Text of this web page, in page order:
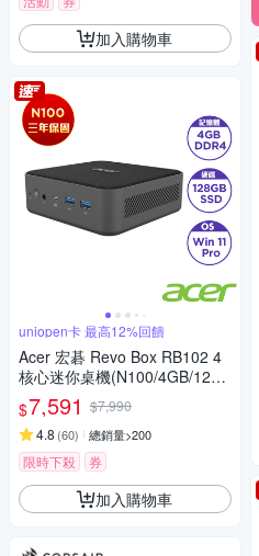
加入購物車
uniopen卡 最高12%回饋
Acer 宏碁 Revo Box RB102 4
核心迷你桌機(N100/4GB/128G
B/Win11 Pro)
$7,591 $7,990
4.8 (60) 總銷量>200
限時下殺 券
加入購物車